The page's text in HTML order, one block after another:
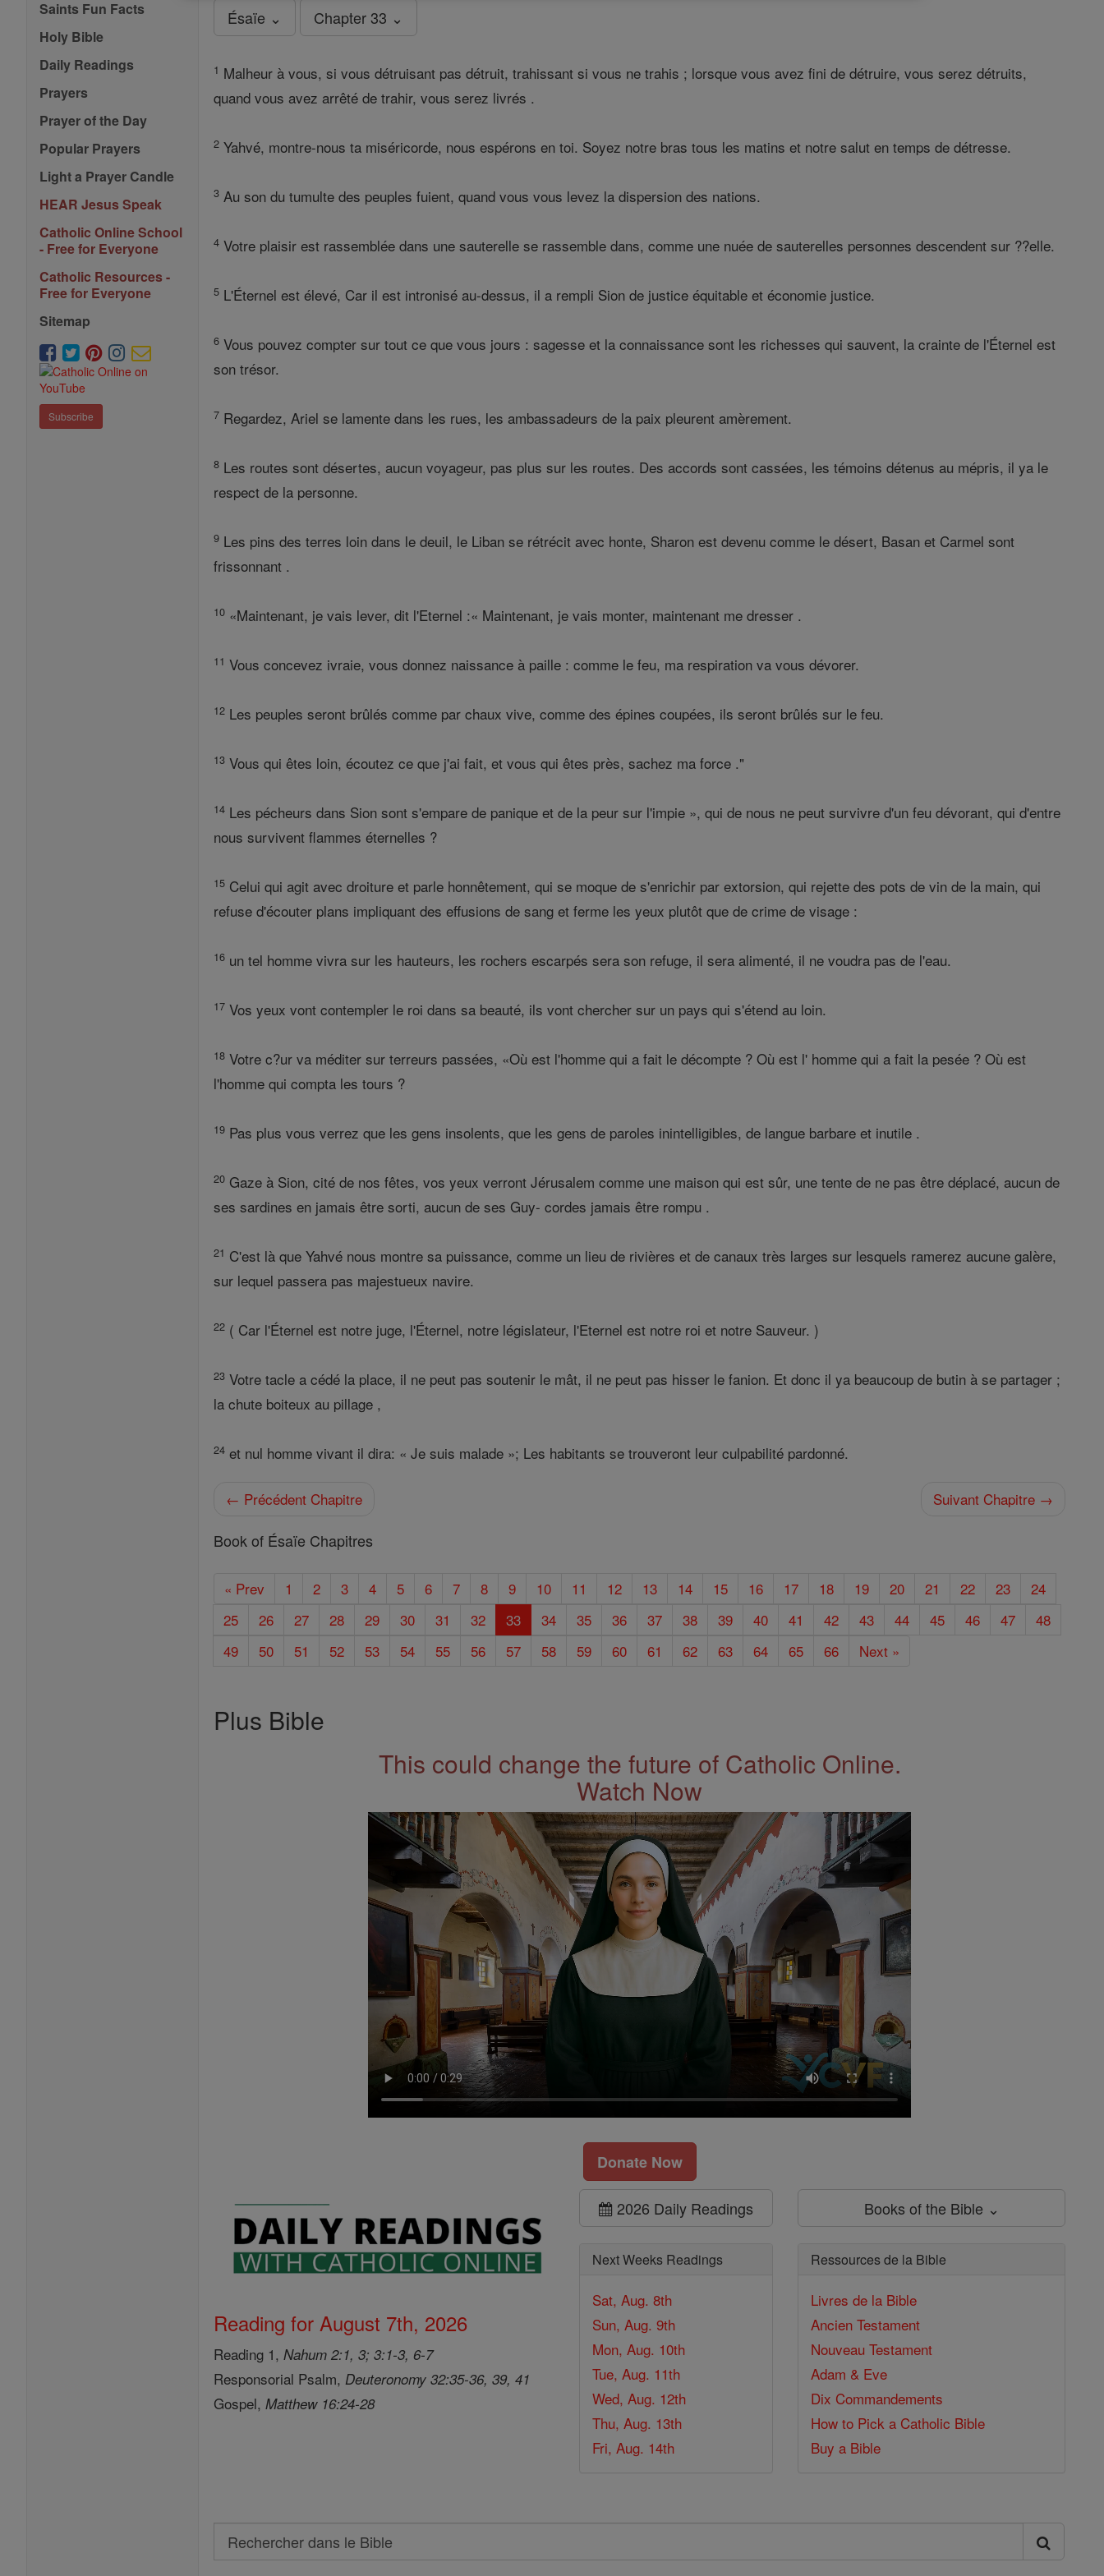
Saints Fun Facts
Holy Bible
Daily Readings
Prayers
Prayer of the Day
Popular Prayers
Light a Prayer Candle
HEAR Jesus Speak
Catholic Online School
- Free for Everyone
Catholic Resources -
Free for Everyone
Sitemap
Subscribe
Ésaïe ⌄ Chapter 33 ⌄
1 Malheur à vous, si vous détruisant pas détruit, trahissant si vous ne trahis ; lorsque vous avez fini de détruire, vous serez détruits,
quand vous avez arrêté de trahir, vous serez livrés .
2 Yahvé, montre-nous ta miséricorde, nous espérons en toi. Soyez notre bras tous les matins et notre salut en temps de détresse.
3 Au son du tumulte des peuples fuient, quand vous vous levez la dispersion des nations.
4 Votre plaisir est rassemblée dans une sauterelle se rassemble dans, comme une nuée de sauterelles personnes descendent sur ??elle.
5 L'Éternel est élevé, Car il est intronisé au-dessus, il a rempli Sion de justice équitable et économie justice.
6 Vous pouvez compter sur tout ce que vous jours : sagesse et la connaissance sont les richesses qui sauvent, la crainte de l'Éternel est
son trésor.
7 Regardez, Ariel se lamente dans les rues, les ambassadeurs de la paix pleurent amèrement.
8 Les routes sont désertes, aucun voyageur, pas plus sur les routes. Des accords sont cassées, les témoins détenus au mépris, il ya le
respect de la personne.
9 Les pins des terres loin dans le deuil, le Liban se rétrécit avec honte, Sharon est devenu comme le désert, Basan et Carmel sont
frissonnant .
10 «Maintenant, je vais lever, dit l'Eternel :« Maintenant, je vais monter, maintenant me dresser .
11 Vous concevez ivraie, vous donnez naissance à paille : comme le feu, ma respiration va vous dévorer.
12 Les peuples seront brûlés comme par chaux vive, comme des épines coupées, ils seront brûlés sur le feu.
13 Vous qui êtes loin, écoutez ce que j'ai fait, et vous qui êtes près, sachez ma force ."
14 Les pécheurs dans Sion sont s'empare de panique et de la peur sur l'impie », qui de nous ne peut survivre d'un feu dévorant, qui d'entre
nous survivent flammes éternelles ?
15 Celui qui agit avec droiture et parle honnêtement, qui se moque de s'enrichir par extorsion, qui rejette des pots de vin de la main, qui
refuse d'écouter plans impliquant des effusions de sang et ferme les yeux plutôt que de crime de visage :
16 un tel homme vivra sur les hauteurs, les rochers escarpés sera son refuge, il sera alimenté, il ne voudra pas de l'eau.
17 Vos yeux vont contempler le roi dans sa beauté, ils vont chercher sur un pays qui s'étend au loin.
18 Votre c?ur va méditer sur terreurs passées, «Où est l'homme qui a fait le décompte ? Où est l' homme qui a fait la pesée ? Où est
l'homme qui compta les tours ?
19 Pas plus vous verrez que les gens insolents, que les gens de paroles inintelligibles, de langue barbare et inutile .
20 Gaze à Sion, cité de nos fêtes, vos yeux verront Jérusalem comme une maison qui est sûr, une tente de ne pas être déplacé, aucun de
ses sardines en jamais être sorti, aucun de ses Guy- cordes jamais être rompu .
21 C'est là que Yahvé nous montre sa puissance, comme un lieu de rivières et de canaux très larges sur lesquels ramerez aucune galère,
sur lequel passera pas majestueux navire.
22 ( Car l'Éternel est notre juge, l'Éternel, notre législateur, l'Eternel est notre roi et notre Sauveur. )
23 Votre tacle a cédé la place, il ne peut pas soutenir le mât, il ne peut pas hisser le fanion. Et donc il ya beaucoup de butin à se partager ;
la chute boiteux au pillage ,
24 et nul homme vivant il dira: « Je suis malade »; Les habitants se trouveront leur culpabilité pardonné.
← Précédent Chapitre Suivant Chapitre →
Book of Ésaïe Chapitres
« Prev 1 2 3 4 5 6 7 8 9 10 11 12 13 14 15 16 17 18 19 20 21 22 23
24
25
26 27 28 29 30 31 32 33 34 35 36 37 38 39 40 41 42 43 44 45 46 47
48
49
50 51 52 53 54 55 56 57 58 59 60 61 62 63 64 65 66 Next »
Plus Bible
This could change the future of Catholic Online.
Watch Now
Donate Now
Reading for August 7th, 2026
Reading 1,Nahum 2:1, 3; 3:1-3, 6-7
Responsorial Psalm, Deuteronomy 32:35-36, 39, 41
Gospel,Matthew 16:24-28
2026 Daily Readings
Next Weeks Readings
Sat, Aug. 8th
Sun, Aug. 9th
Mon, Aug. 10th
Tue, Aug. 11th
Wed, Aug. 12th
Thu, Aug. 13th
Fri, Aug. 14th
Books of the Bible ⌄
Ressources de la Bible
Livres de la Bible
Ancien Testament
Nouveau Testament
Adam & Eve
Dix Commandements
How to Pick a Catholic Bible
Buy a Bible
Search
Rechercher